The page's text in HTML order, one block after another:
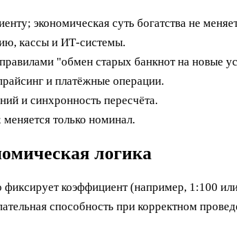
экономическая суть богатства не
кассы и ИТ‑системы.
"обмен старых банкнот на новые
и платёжные операции.
и синхронность пересчёта.
только номинал.
логика
коэффициент (например, 1:100
способность при корректном